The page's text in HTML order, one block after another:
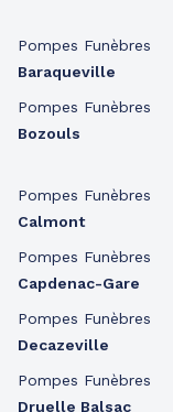
Pompes Funèbres
Baraqueville
Pompes Funèbres
Bozouls
Pompes Funèbres
Calmont
Pompes Funèbres
Capdenac-Gare
Pompes Funèbres
Decazeville
Pompes Funèbres
Druelle Balsac